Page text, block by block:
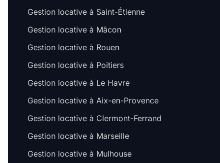
Gestion locative à Saint-Étienne
Gestion locative à Mâcon
Gestion locative à Rouen
Gestion locative à Poitiers
Gestion locative à Le Havre
Gestion locative à Aix-en-Provence
Gestion locative à Clermont-Ferrand
Gestion locative à Marseille
Gestion locative à Mulhouse